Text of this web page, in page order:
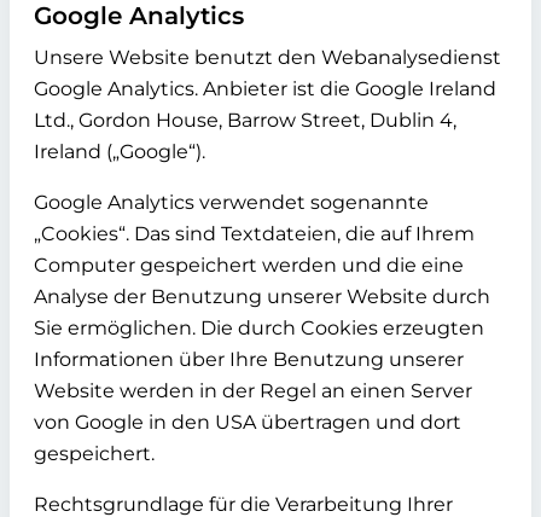
Google Analytics
Unsere Website benutzt den Webanalysedienst
Google Analytics. Anbieter ist die Google Ireland
Ltd., Gordon House, Barrow Street, Dublin 4,
Ireland („Google“).
Google Analytics verwendet sogenannte
„Cookies“. Das sind Textdateien, die auf Ihrem
Computer gespeichert werden und die eine
Analyse der Benutzung unserer Website durch
Sie ermöglichen. Die durch Cookies erzeugten
Informationen über Ihre Benutzung unserer
Website werden in der Regel an einen Server
von Google in den USA übertragen und dort
gespeichert.
Rechtsgrundlage für die Verarbeitung Ihrer